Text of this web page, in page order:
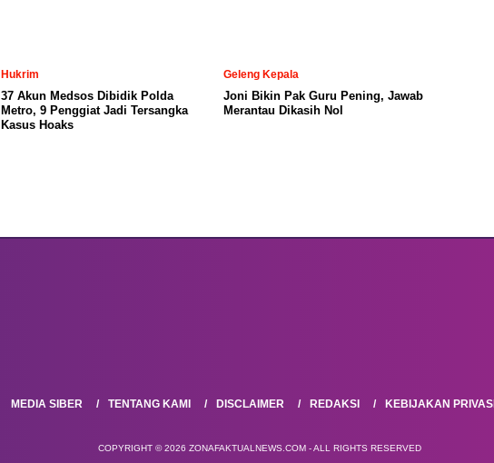
Hukrim
37 Akun Medsos Dibidik Polda
Metro, 9 Penggiat Jadi Tersangka
Kasus Hoaks
Geleng Kepala
Joni Bikin Pak Guru Pening, Jawab
Merantau Dikasih Nol
MEDIA SIBER TENTANG KAMI DISCLAIMER REDAKSI KEBIJAKAN PRIVASI
COPYRIGHT © 2026 ZONAFAKTUALNEWS.COM - ALL RIGHTS RESERVED